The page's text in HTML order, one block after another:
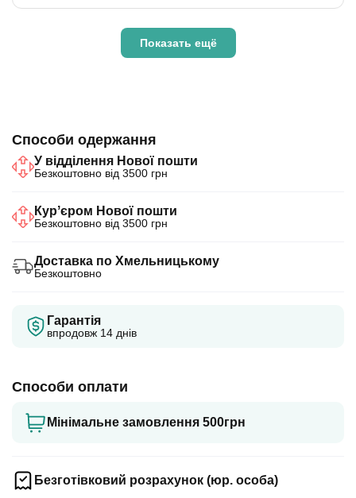
Показать ещё
Способи одержання
У відділення Нової пошти
Безкоштовно від 3500 грн
Курʼєром Нової пошти
Безкоштовно від 3500 грн
Доставка по Хмельницькому
Безкоштовно
Гарантія
впродовж 14 днів
Способи оплати
Мінімальне замовлення 500грн
Безготівковий розрахунок (юр. особа)